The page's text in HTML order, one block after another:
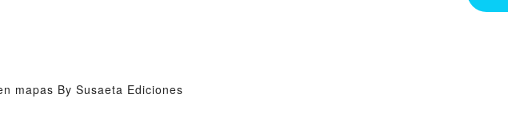
mapas By Susaeta Ediciones